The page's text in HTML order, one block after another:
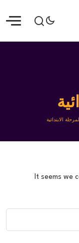
المرحلة الابتدائية
It seems we